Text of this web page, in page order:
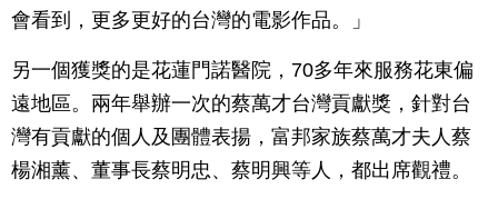
會看到，更多更好的台灣的電影作品。」
另一個獲獎的是花蓮門諾醫院，70多年來服務花東偏
遠地區。兩年舉辦一次的蔡萬才台灣貢獻獎，針對台
灣有貢獻的個人及團體表揚，富邦家族蔡萬才夫人蔡
楊湘薰、董事長蔡明忠、蔡明興等人，都出席觀禮。